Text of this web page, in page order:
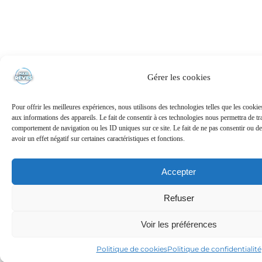
Gérer les cookies
Pour offrir les meilleures expériences, nous utilisons des technologies telles que les
aux informations des appareils. Le fait de consentir à ces technologies nous permettra de
comportement de navigation ou les ID uniques sur ce site. Le fait de ne pas consentir ou
avoir un effet négatif sur certaines caractéristiques et fonctions.
Accepter
Refuser
Voir les préférences
Politique de cookiesPolitique de confidentialité